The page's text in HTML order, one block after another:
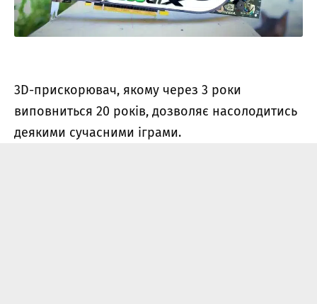
3D-прискорювач, якому через 3 роки
виповниться 20 років, дозволяє насолодитись
деякими сучасними іграми.